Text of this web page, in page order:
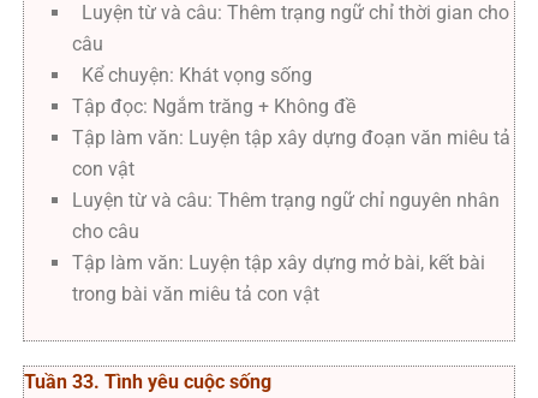
Luyện từ và câu: Thêm trạng ngữ chỉ thời gian cho
câu
Kể chuyện: Khát vọng sống
Tập đọc: Ngắm trăng + Không đề
Tập làm văn: Luyện tập xây dựng đoạn văn miêu tả
con vật
Luyện từ và câu: Thêm trạng ngữ chỉ nguyên nhân
cho câu
Tập làm văn: Luyện tập xây dựng mở bài, kết bài
trong bài văn miêu tả con vật
Tuần 33. Tình yêu cuộc sống